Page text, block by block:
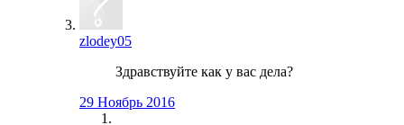
zlodey05
Здравствуйте как у вас дела?
29 Ноябрь 2016